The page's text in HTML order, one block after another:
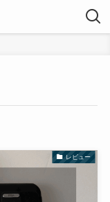
レビュー